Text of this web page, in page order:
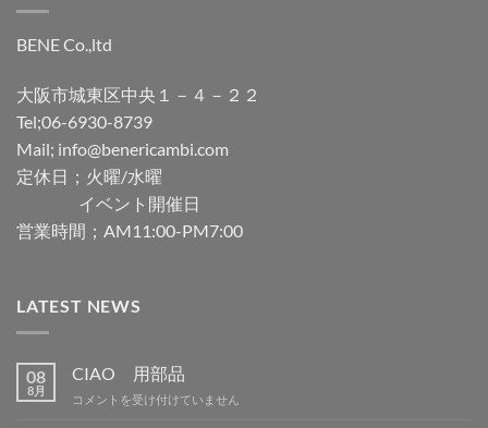
BENE Co.,ltd
大阪市城東区中央１－４－２２
Tel;06-6930-8739
Mail; info@benericambi.com
定休日；火曜/水曜
イベント開催日
営業時間；AM11:00-PM7:00
LATEST NEWS
08
8月
CIAO 用部品
CIAO
コメントを受け付けていません